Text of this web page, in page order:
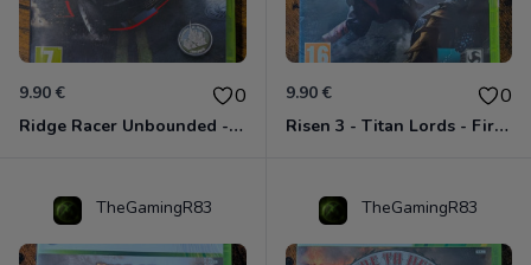
9.90 € 0
Ridge Racer Unbounded - Édition Limitée Xbox 360
9.90 € 0
Risen 3 - Titan Lords - First Edition Xbox 360
TheGamingR83 TheGamingR83